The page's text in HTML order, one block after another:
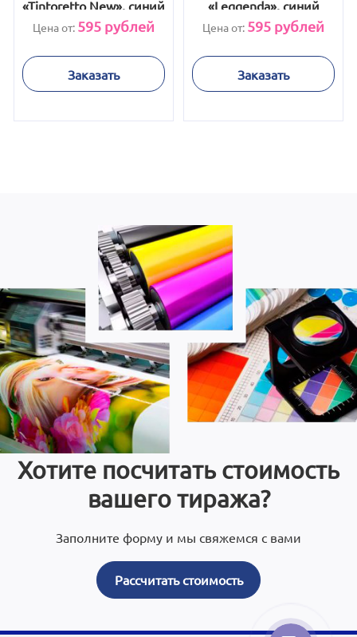
«Tintoretto New», синий
Цена от: 595рублей
Заказать
«Leggenda», синий
Цена от: 595 рублей
Заказать
Хотите посчитать стоимость
вашего тиража?
Заполните форму и мы свяжемся с вами
Рассчитать стоимость